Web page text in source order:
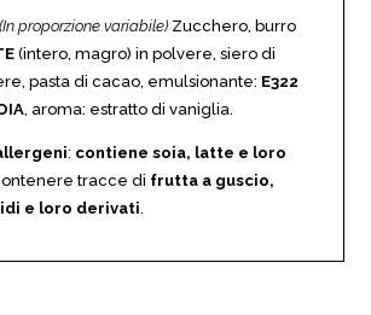
(In proporzione variabile) Zucchero, burro
(intero, magro) in polvere, siero di
pasta di cacao, emulsionante: E322
, aroma: estratto di vaniglia.
: contiene soia, latte e loro
tracce di frutta a guscio,
e loro derivati.